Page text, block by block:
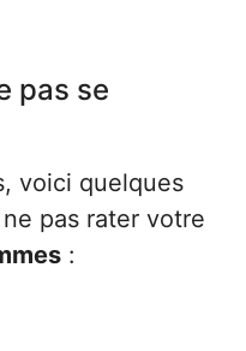
pas se
voici quelques
pas rater votre
: